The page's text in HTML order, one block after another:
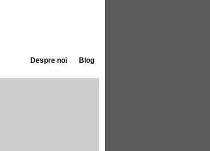
Blog
Despre noi